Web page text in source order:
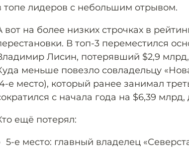
топе лидеров с небольшим отрывом.
вот на более низких строчках в
В топ-3 переместился
Лисин, потерявший $2,9
меньше повезло совладельцу
е место), который ранее занимал
с начала года на $6,39 млрд,
ещё потерял:
5-е место: главный владелец